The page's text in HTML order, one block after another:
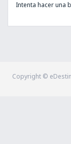
Intenta hacer una
Copyright ©